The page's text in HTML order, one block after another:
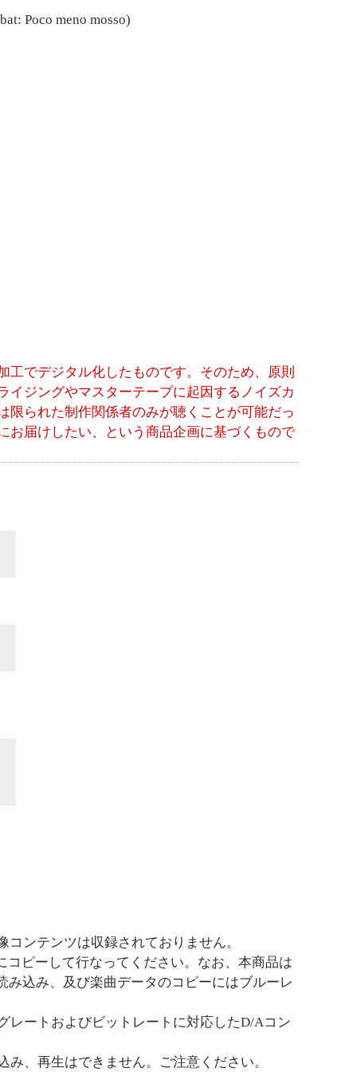
Poco meno mosso)
でデジタル化したものです。そのため、原則
イジングやマスターテープに起因するノイズカ
限られた制作関係者のみが聴くことが可能だっ
お届けしたい、という商品企画に基づくもので
ンテンツは収録されておりません。
ピーして行なってください。なお、本商品は
込み、及び楽曲データのコピーにはブルーレ
ートおよびビットレートに対応したD/Aコン
、再生はできません。ご注意ください。